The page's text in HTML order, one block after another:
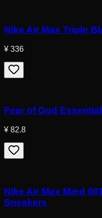
Nike Air Max Triple
¥ 336
Fear of God
¥ 82.8
Nike Air Max Mind
Sneakers